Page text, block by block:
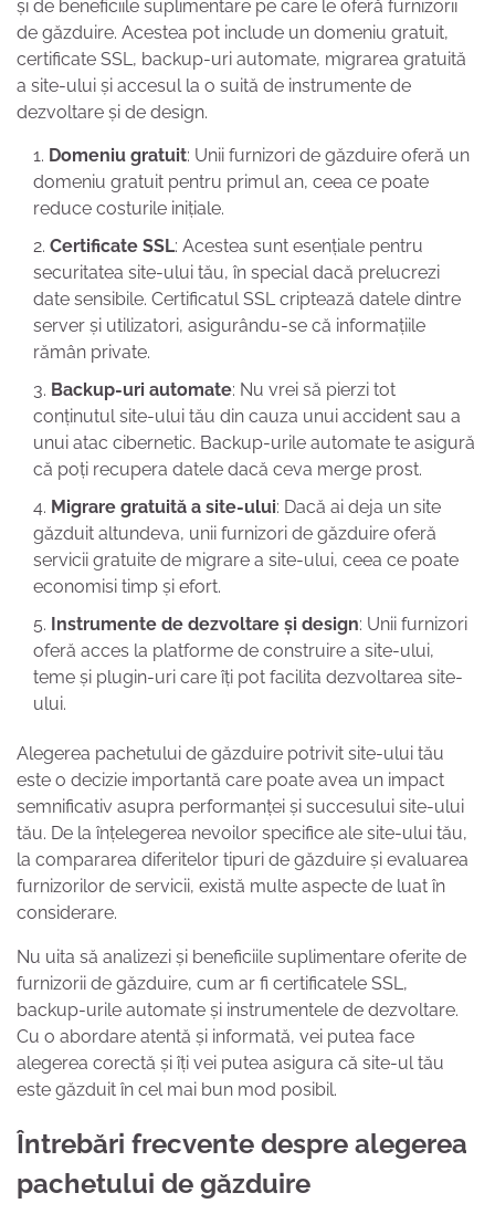
și de beneficiile suplimentare pe care le oferă furnizorii
de găzduire. Acestea pot include un domeniu gratuit,
certificate SSL, backup-uri automate, migrarea gratuită
a site-ului și accesul la o suită de instrumente de
dezvoltare și de design.
Domeniu gratuit: Unii furnizori de găzduire oferă un
domeniu gratuit pentru primul an, ceea ce poate
reduce costurile inițiale.
Certificate SSL: Acestea sunt esențiale pentru
securitatea site-ului tău, în special dacă prelucrezi
date sensibile. Certificatul SSL criptează datele dintre
server și utilizatori, asigurându-se că informațiile
rămân private.
Backup-uri automate: Nu vrei să pierzi tot
conținutul site-ului tău din cauza unui accident sau a
unui atac cibernetic. Backup-urile automate te asigură
că poți recupera datele dacă ceva merge prost.
Migrare gratuită a site-ului: Dacă ai deja un site
găzduit altundeva, unii furnizori de găzduire oferă
servicii gratuite de migrare a site-ului, ceea ce poate
economisi timp și efort.
Instrumente de dezvoltare și design: Unii furnizori
oferă acces la platforme de construire a site-ului,
teme și plugin-uri care îți pot facilita dezvoltarea site-
ului.
Alegerea pachetului de găzduire potrivit site-ului tău
este o decizie importantă care poate avea un impact
semnificativ asupra performanței și succesului site-ului
tău. De la înțelegerea nevoilor specifice ale site-ului tău,
la compararea diferitelor tipuri de găzduire și evaluarea
furnizorilor de servicii, există multe aspecte de luat în
considerare.
Nu uita să analizezi și beneficiile suplimentare oferite de
furnizorii de găzduire, cum ar fi certificatele SSL,
backup-urile automate și instrumentele de dezvoltare.
Cu o abordare atentă și informată, vei putea face
alegerea corectă și îți vei putea asigura că site-ul tău
este găzduit în cel mai bun mod posibil.
Întrebări frecvente despre alegerea
pachetului de găzduire